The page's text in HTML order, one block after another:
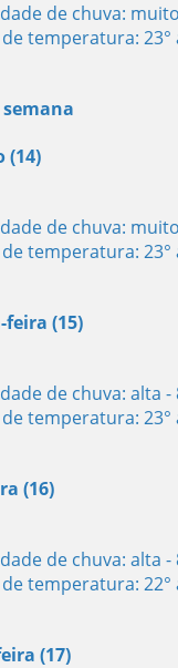
de chuva:
temperatura: 23°
(14)
de chuva:
temperatura: 23°
feira (15)
de chuva: alta
temperatura: 23°
(16)
de chuva: alta
temperatura: 22°
(17)